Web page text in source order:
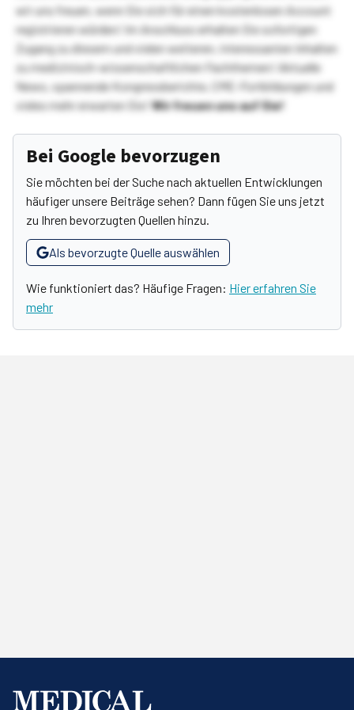
wir uns freuen, wenn Sie sich für einen kostenlosen Account
registrieren würden! Im Anschluss erhalten Sie sofortigen
Zugang zu diesem und vielen weiteren, interessanten Inhalten
zu medizinisch-wissenschaftlichen Fachthemen! Aktuelle
News, spannende Kongressberichte, CME-Fortbildungen und
vieles mehr erwarten Sie!Wir freuen uns auf Sie!
Bei Google bevorzugen
Sie möchten bei der Suche nach aktuellen Entwicklungen
häufiger unsere Beiträge sehen? Dann fügen Sie uns jetzt
zu Ihren bevorzugten Quellen hinzu.
Als bevorzugte Quelle auswählen
Wie funktioniert das? Häufige Fragen: Hier erfahren Sie
mehr